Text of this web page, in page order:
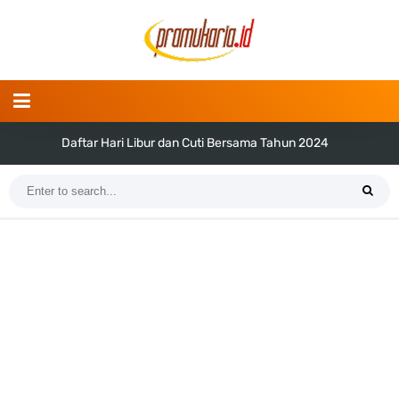
Daftar Hari Libur dan Cuti Bersama Tahun 2024
Tema dan Logo Hari Pramuka ke-62 Tahun 2023 (Png dan Vektor)